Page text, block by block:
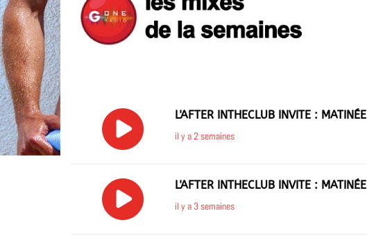
L'AFTER INTHECLUB INVITE : MATINÉE
il y a 2 semaines
L'AFTER INTHECLUB INVITE : MATINÉE
il y a 3 semaines